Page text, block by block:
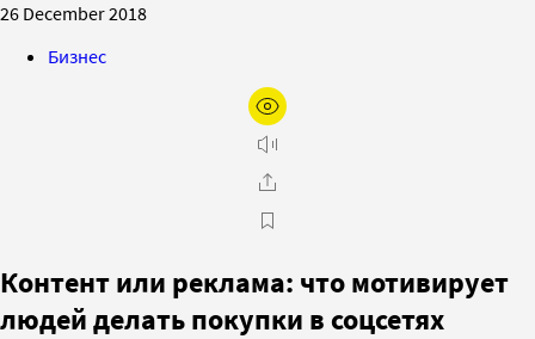
26 December 2018
Бизнес
Контент или реклама: что мотивирует
людей делать покупки в соцсетях